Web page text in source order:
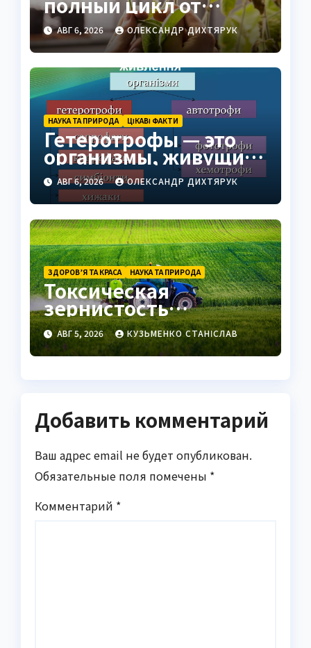
семени до спелого
ореха
АВГ 6, 2026 ОЛЕКСАНДР ДИХТЯРУК
НАУКА ТА ПРИРОДА ЦІКАВІ ФАКТИ
Гетеротрофы — это
организмы, живущие
за счёт готовой
органики
АВГ 6, 2026 ОЛЕКСАНДР ДИХТЯРУК
ЗДОРОВ’Я ТА КРАСА НАУКА ТА ПРИРОДА
Токсическая
зернистость
нейтрофилов —
важный маркер
воспаления
АВГ 5, 2026 КУЗЬМЕНКО СТАНІСЛАВ
Добавить комментарий
Ваш адрес email не будет опубликован.
Обязательные поля помечены *
Комментарий *